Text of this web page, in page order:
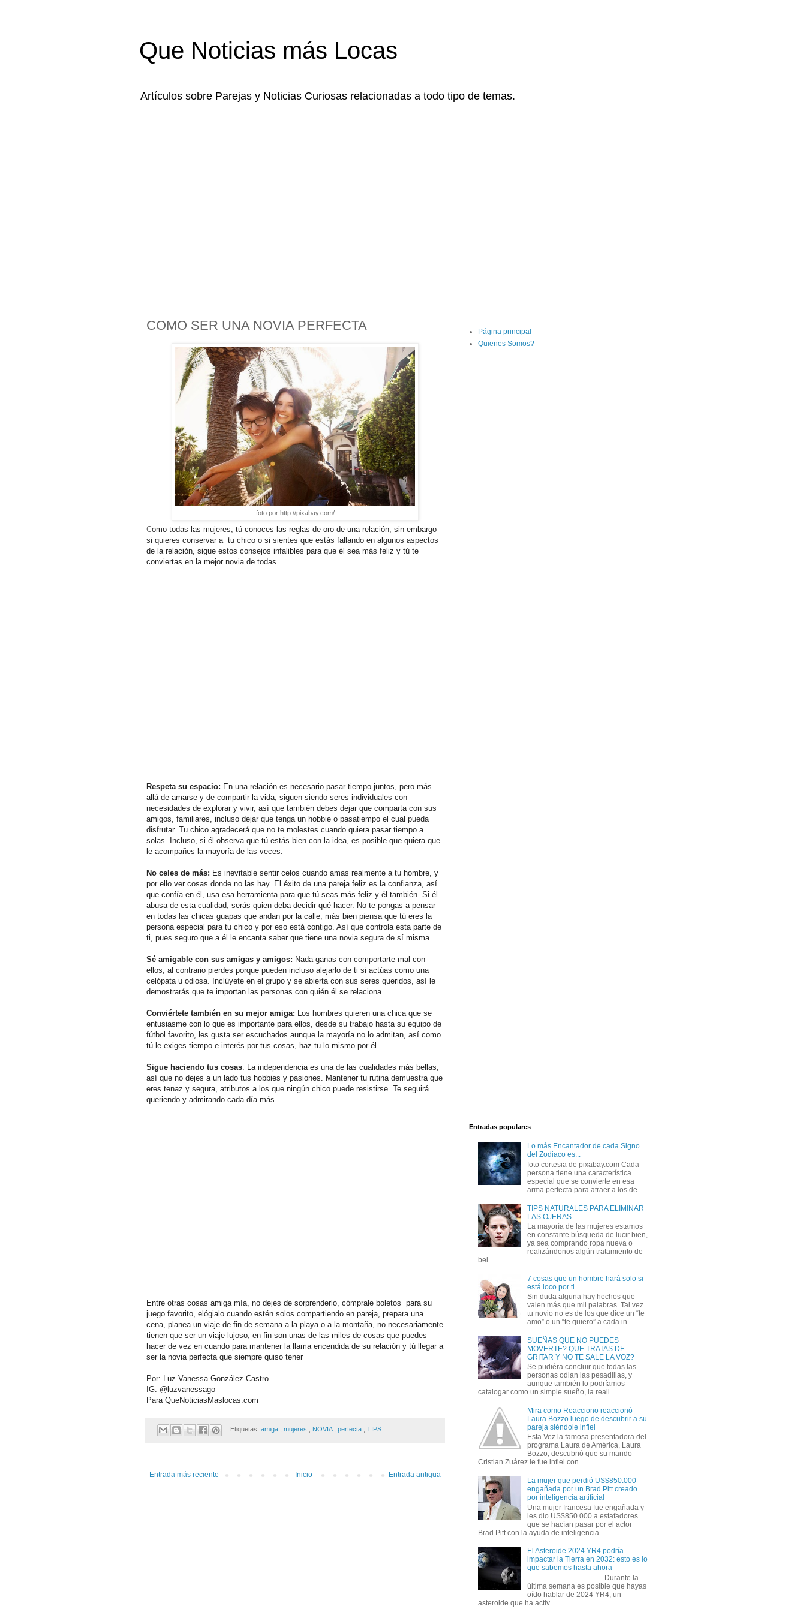
Que Noticias más Locas
Artículos sobre Parejas y Noticias Curiosas relacionadas a todo tipo de temas.
COMO SER UNA NOVIA PERFECTA
foto por http://pixabay.com/
Como todas las mujeres, tú conoces las reglas de oro de una relación, sin embargo
si quieres conservar a tu chico o si sientes que estás fallando en algunos aspectos
de la relación, sigue estos consejos infalibles para que él sea más feliz y tú te
conviertas en la mejor novia de todas.
Respeta su espacio: En una relación es necesario pasar tiempo juntos, pero más
allá de amarse y de compartir la vida, siguen siendo seres individuales con
necesidades de explorar y vivir, así que también debes dejar que comparta con sus
amigos, familiares, incluso dejar que tenga un hobbie o pasatiempo el cual pueda
disfrutar. Tu chico agradecerá que no te molestes cuando quiera pasar tiempo a
solas. Incluso, si él observa que tú estás bien con la idea, es posible que quiera que
le acompañes la mayoría de las veces.
No celes de más: Es inevitable sentir celos cuando amas realmente a tu hombre, y
por ello ver cosas donde no las hay. El éxito de una pareja feliz es la confianza, así
que confía en él, usa esa herramienta para que tú seas más feliz y él también. Si él
abusa de esta cualidad, serás quien deba decidir qué hacer. No te pongas a pensar
en todas las chicas guapas que andan por la calle, más bien piensa que tú eres la
persona especial para tu chico y por eso está contigo. Así que controla esta parte de
ti, pues seguro que a él le encanta saber que tiene una novia segura de sí misma.
Sé amigable con sus amigas y amigos: Nada ganas con comportarte mal con
ellos, al contrario pierdes porque pueden incluso alejarlo de ti si actúas como una
celópata u odiosa. Inclúyete en el grupo y se abierta con sus seres queridos, así le
demostrarás que te importan las personas con quién él se relaciona.
Conviértete también en su mejor amiga: Los hombres quieren una chica que se
entusiasme con lo que es importante para ellos, desde su trabajo hasta su equipo de
fútbol favorito, les gusta ser escuchados aunque la mayoría no lo admitan, así como
tú le exiges tiempo e interés por tus cosas, haz tu lo mismo por él.
Sigue haciendo tus cosas: La independencia es una de las cualidades más bellas,
así que no dejes a un lado tus hobbies y pasiones. Mantener tu rutina demuestra que
eres tenaz y segura, atributos a los que ningún chico puede resistirse. Te seguirá
queriendo y admirando cada día más.
Entre otras cosas amiga mía, no dejes de sorprenderlo, cómprale boletos para su
juego favorito, elógialo cuando estén solos compartiendo en pareja, prepara una
cena, planea un viaje de fin de semana a la playa o a la montaña, no necesariamente
tienen que ser un viaje lujoso, en fin son unas de las miles de cosas que puedes
hacer de vez en cuando para mantener la llama encendida de su relación y tú llegar a
ser la novia perfecta que siempre quiso tener
Por: Luz Vanessa González Castro
IG: @luzvanessago
Para QueNoticiasMaslocas.com
Etiquetas: amiga mujeres NOVIA perfecta TIPS
Entrada más reciente Entrada antigua
Inicio
Página principal
Quienes Somos?
Entradas populares
Lo más Encantador de cada Signo
del Zodiaco es...
foto cortesia de pixabay.com Cada
persona tiene una característica
especial que se convierte en esa
arma perfecta para atraer a los de...
TIPS NATURALES PARA ELIMINAR
LAS OJERAS
La mayoría de las mujeres estamos
en constante búsqueda de lucir bien,
ya sea comprando ropa nueva o
realizándonos algún tratamiento de
bel...
7 cosas que un hombre hará solo si
está loco por ti
Sin duda alguna hay hechos que
valen más que mil palabras. Tal vez
tu novio no es de los que dice un “te
amo” o un “te quiero” a cada in...
SUEÑAS QUE NO PUEDES
MOVERTE? QUE TRATAS DE
GRITAR Y NO TE SALE LA VOZ?
Se pudiéra concluir que todas las
personas odian las pesadillas, y
aunque también lo podríamos
catalogar como un simple sueño, la reali...
Mira como Reacciono reaccionó
Laura Bozzo luego de descubrir a su
pareja siéndole infiel
Esta Vez la famosa presentadora del
programa Laura de América, Laura
Bozzo, descubrió que su marido
Cristian Zuárez le fue infiel con...
La mujer que perdió US$850.000
engañada por un Brad Pitt creado
por inteligencia artificial
Una mujer francesa fue engañada y
les dio US$850.000 a estafadores
que se hacían pasar por el actor
Brad Pitt con la ayuda de inteligencia ...
El Asteroide 2024 YR4 podría
impactar la Tierra en 2032: esto es lo
que sabemos hasta ahora
Durante la
última semana es posible que hayas
oído hablar de 2024 YR4, un
asteroide que ha activ...